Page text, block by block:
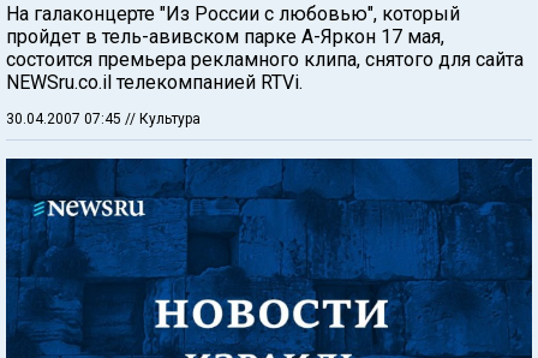
На галаконцерте "Из России с любовью", который
пройдет в тель-авивском парке А-Яркон 17 мая,
состоится премьера рекламного клипа, снятого для сайта
NEWSru.co.il телекомпанией RTVi.
30.04.2007 07:45 // Культура